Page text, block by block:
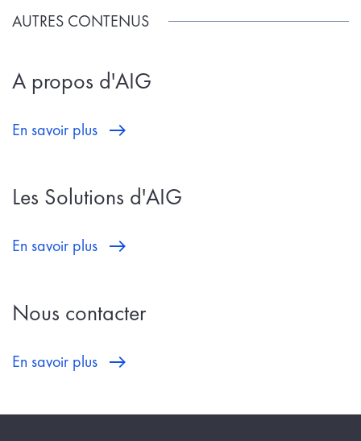
AUTRES CONTENUS
A propos d'AIG
En savoir plus
Les Solutions d'AIG
En savoir plus
Nous contacter
En savoir plus